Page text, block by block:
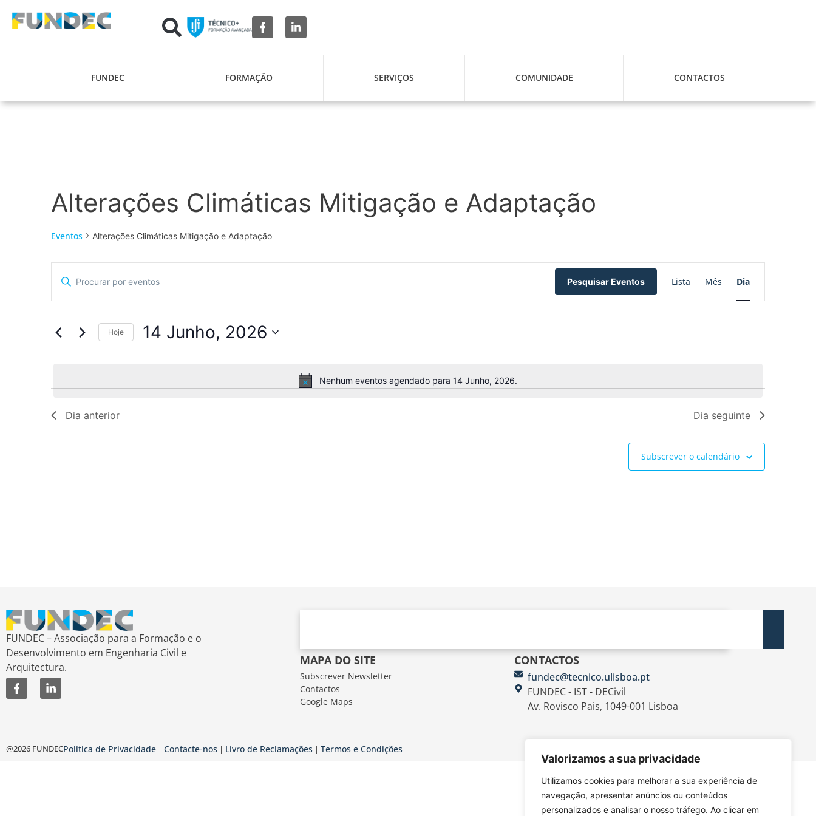
Valorizamos a sua privacidade
Utilizamos cookies para melhorar a sua experiência de
navegação, apresentar anúncios ou conteúdos
personalizados e analisar o nosso tráfego. Ao clicar em
FUNDEC FORMAÇÃO SERVIÇOS COMUNIDADE CONTACTOS
Alterações Climáticas Mitigação e Adaptação
Eventos Alterações Climáticas Mitigação e Adaptação
Aviso
Nenhum eventos agendado para 14 Junho, 2026.
Navegação
de
pesquisa
e
de
Eventos
Digite
chave.
Eventos
Pesquisar Eventos
de
visualização
Lista Mês Dia
Hoje 14 Junho, 2026
Dia anterior Dia seguinte
Subscrever o calendário
FUNDEC – Associação para a Formação e o
Desenvolvimento em Engenharia Civil e
Arquitectura.
MAPA DO SITE
Subscrever Newsletter
Contactos
Google Maps
CONTACTOS
fundec@tecnico.ulisboa.pt
FUNDEC - IST - DECivil
Av. Rovisco Pais, 1049-001 Lisboa
@2026 FUNDECPolítica de Privacidade | Contacte-nos | Livro de Reclamações | Termos e Condições